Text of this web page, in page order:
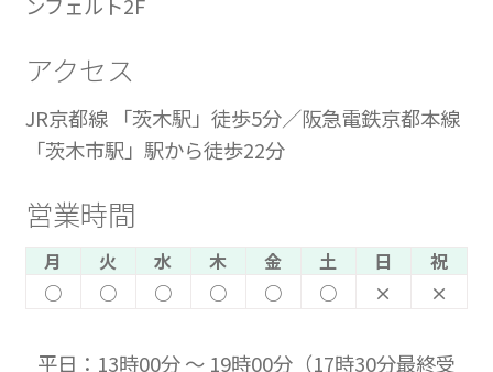
アクセス
JR京都線 「茨木駅」徒歩5分／阪急電鉄京都本線
「茨木市駅」駅から徒歩22分
営業時間
月 火 水 木 金 土 日
祝
○
○ ○ ○ ○ ○ × ×
平日：13時00分 ～ 19時00分（17時30分最終受